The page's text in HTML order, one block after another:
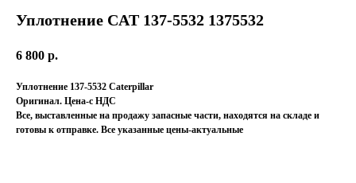
Уплотнение CAT 137-5532 1375532
6 800 р.
Уплотнение 137-5532 Caterpillar
Оригинал. Цена-с НДС
Все, выставленные на продажу запасные части, находятся на складе и
готовы к отправке. Все указанные цены-актуальные